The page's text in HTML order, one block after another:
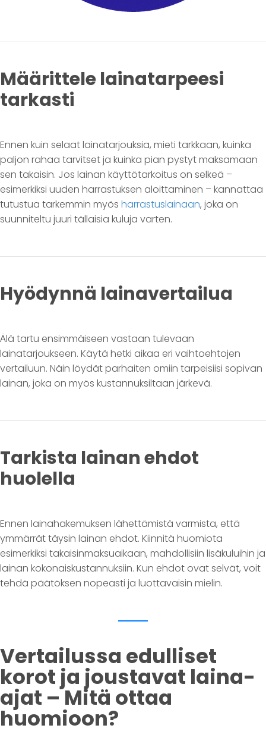
Määrittele lainatarpeesi
tarkasti
Ennen kuin selaat lainatarjouksia, mieti tarkkaan, kuinka
paljon rahaa tarvitset ja kuinka pian pystyt maksamaan
sen takaisin. Jos lainan käyttötarkoitus on selkeä –
esimerkiksi uuden harrastuksen aloittaminen – kannattaa
tutustua tarkemmin myös harrastuslainaan, joka on
suunniteltu juuri tällaisia kuluja varten.
Hyödynnä lainavertailua
Älä tartu ensimmäiseen vastaan tulevaan
lainatarjoukseen. Käytä hetki aikaa eri vaihtoehtojen
vertailuun. Näin löydät parhaiten omiin tarpeisiisi sopivan
lainan, joka on myös kustannuksiltaan järkevä.
Tarkista lainan ehdot
huolella
Ennen lainahakemuksen lähettämistä varmista, että
ymmärrät täysin lainan ehdot. Kiinnitä huomiota
esimerkiksi takaisinmaksuaikaan, mahdollisiin lisäkuluihin ja
lainan kokonaiskustannuksiin. Kun ehdot ovat selvät, voit
tehdä päätöksen nopeasti ja luottavaisin mielin.
Vertailussa edulliset
korot ja joustavat laina-
ajat – Mitä ottaa
huomioon?